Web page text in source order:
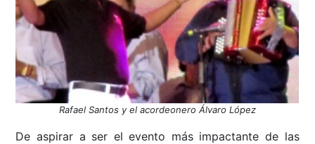
Rafael Santos y el acordeonero Álvaro López
De aspirar a ser el evento más impactante de las